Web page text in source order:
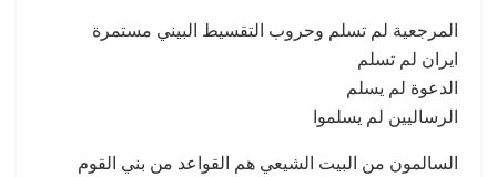
المرجعية لم تسلم وحروب التقسيط البيني مستمرة
ايران لم تسلم
الدعوة لم يسلم
الرساليين لم يسلموا
السالمون من البيت الشيعي هم القواعد من بني القوم